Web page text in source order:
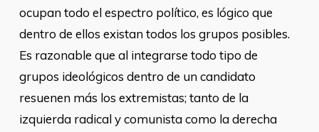
ocupan todo el espectro político, es lógico que
dentro de ellos existan todos los grupos posibles.
Es razonable que al integrarse todo tipo de
grupos ideológicos dentro de un candidato
resuenen más los extremistas; tanto de la
izquierda radical y comunista como la derecha